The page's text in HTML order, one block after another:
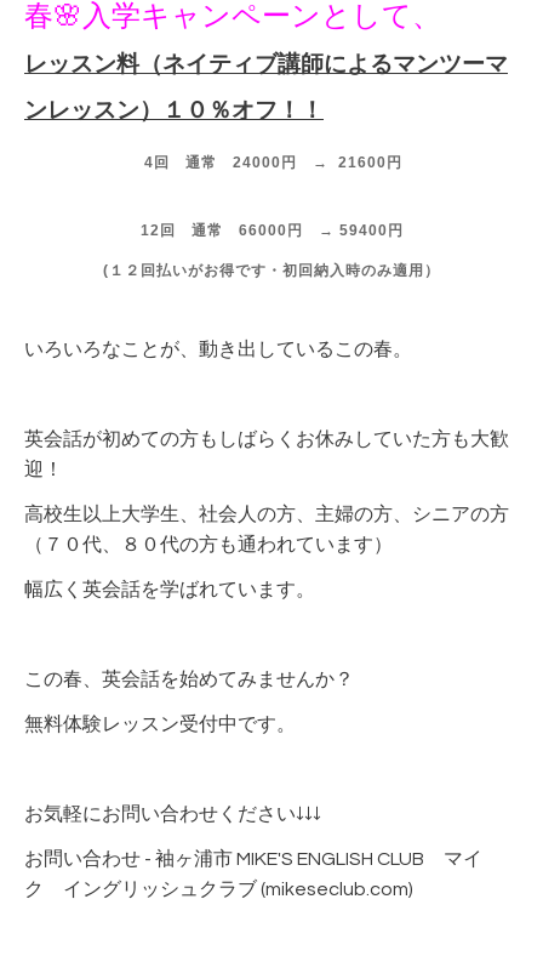
春🌸入学キャンペーンとして、
レッスン料（ネイティブ講師によるマンツーマ
ンレッスン）１０％オフ！！
4回 通常 24000円 → 21600円
12回 通常 66000円 → 59400円
(１２回払いがお得です・初回納入時のみ適用）
いろいろなことが、動き出しているこの春。
英会話が初めての方もしばらくお休みしていた方も大歓
迎！
高校生以上大学生、社会人の方、主婦の方、シニアの方
（７０代、８０代の方も通われています）
幅広く英会話を学ばれています。
この春、英会話を始めてみませんか？
無料体験レッスン受付中です。
お気軽にお問い合わせください↓↓↓
お問い合わせ - 袖ヶ浦市 MIKE'S ENGLISH CLUB マイ
ク イングリッシュクラブ (mikeseclub.com)